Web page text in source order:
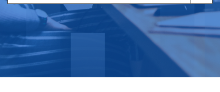
for: